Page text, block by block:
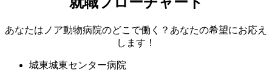
あなたはノア動物病院のどこで働く？あなたの希望にお応え
します！
城東城東センター病院